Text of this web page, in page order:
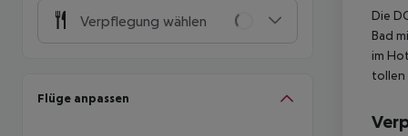
Verpflegung wählen
Flüge anpassen
Die
Bad
im
tollen